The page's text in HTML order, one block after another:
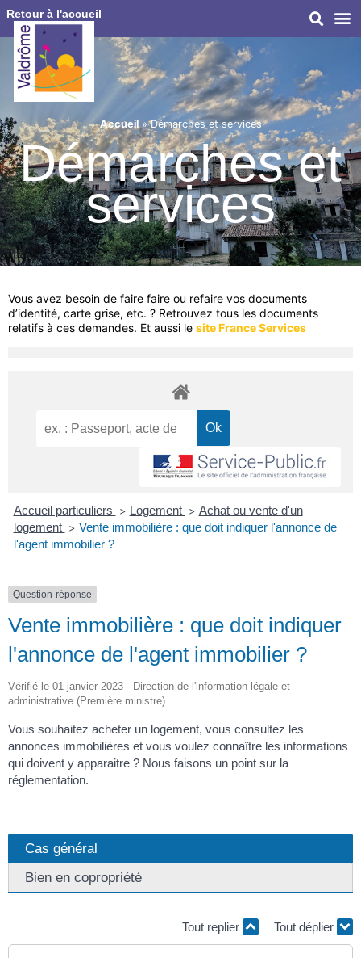
Retour à l'accueil
Accueil»Démarches et services
Démarches et
services
Vous avez besoin de faire faire ou refaire vos documents
d’identité, carte grise, etc. ? Retrouvez tous les documents
relatifs à ces demandes. Et aussi le site France Services
Accueil particuliers > Logement > Achat ou vente d'un
logement > Vente immobilière : que doit indiquer l'annonce de
l'agent immobilier ?
Question-réponse
Vente immobilière : que doit indiquer
l'annonce de l'agent immobilier ?
Vérifié le 01 janvier 2023 - Direction de l'information légale et
administrative (Première ministre)
Vous souhaitez acheter un logement, vous consultez les
annonces immobilières et vous voulez connaître les informations
qui doivent y apparaitre ? Nous faisons un point sur la
réglementation.
Cas général
Bien en copropriété
Tout replier Tout déplier